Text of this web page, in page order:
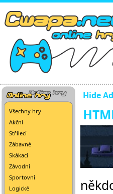
Všechny hry
Akční
Střílecí
Zábavné
Skákací
Závodní
Sportovní
Logické
Hide